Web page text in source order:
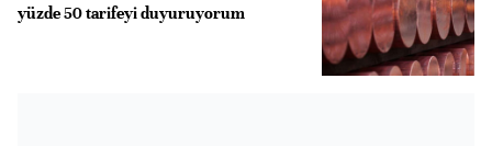
yüzde 50 tarifeyi duyuruyorum